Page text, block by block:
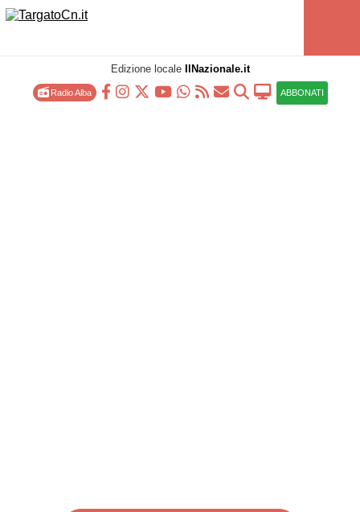
Edizione locale IlNazionale.it
Radio Alba ABBONATI